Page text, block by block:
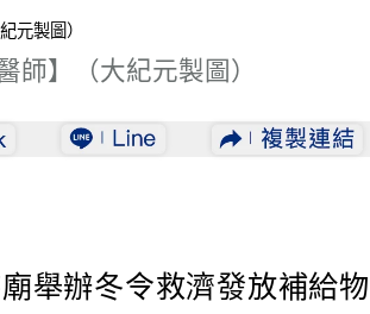
師】（大紀元製圖）
舉辦冬令救濟發放補給物